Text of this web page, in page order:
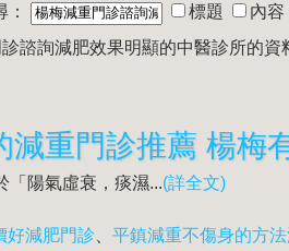
： 標題
內容
諮詢減肥效果明顯的中醫診所的資
「陽氣虛衰，痰濕...(詳全文)
好減肥門診
平鎮減重不傷身的方